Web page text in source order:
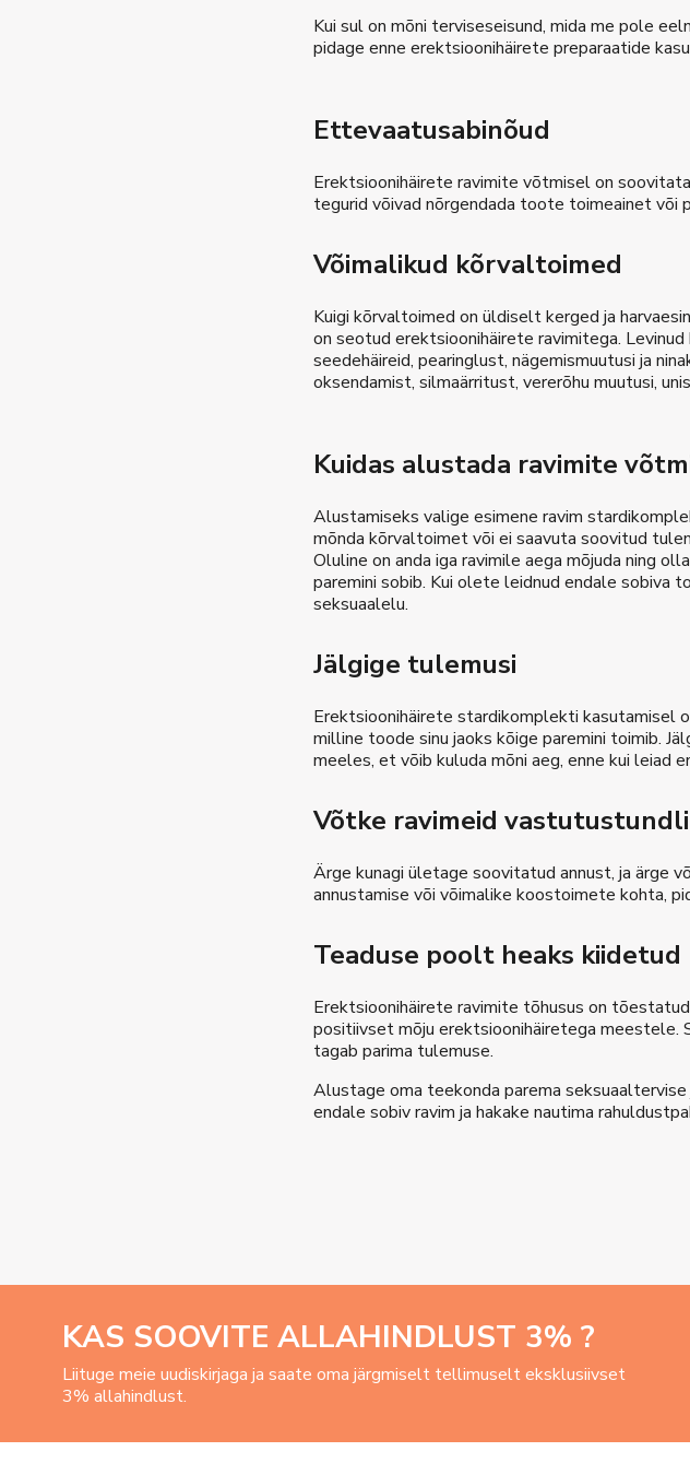
Kui sul on mõni terviseseisund, mida me pole
pidage enne erektsioonihäirete preparaatide
Ettevaatusabinõud
Erektsioonihäirete ravimite võtmisel on
tegurid võivad nõrgendada toote toimeainet või
Võimalikud kõrvaltoimed
Kuigi kõrvaltoimed on üldiselt kerged ja
on seotud erektsioonihäirete ravimitega.
seedehäireid, pearinglust, nägemismuutusi ja
oksendamist, silmaärritust, vererõhu muutusi,
Kuidas alustada ravimite
Alustamiseks valige esimene ravim
mõnda kõrvaltoimet või ei saavuta soovitud
Oluline on anda iga ravimile aega mõjuda ning
paremini sobib. Kui olete leidnud endale sobiva
seksuaalelu.
Jälgige tulemusi
Erektsioonihäirete stardikomplekti kasutamisel
milline toode sinu jaoks kõige paremini toimib.
meeles, et võib kuluda mõni aeg, enne kui leiad
Võtke ravimeid
Ärge kunagi ületage soovitatud annust, ja ärge
annustamise või võimalike koostoimete kohta,
Teaduse poolt heaks kiidetud
Erektsioonihäirete ravimite tõhusus on
positiivset mõju erektsioonihäiretega meestele.
tagab parima tulemuse.
Alustage oma teekonda parema
endale sobiv ravim ja hakake nautima
KAS SOOVITE ALLAHINDLUST 3% ?
Liituge meie uudiskirjaga ja saate oma järgmiselt tellimuselt eksklusiivset
3% allahindlust.